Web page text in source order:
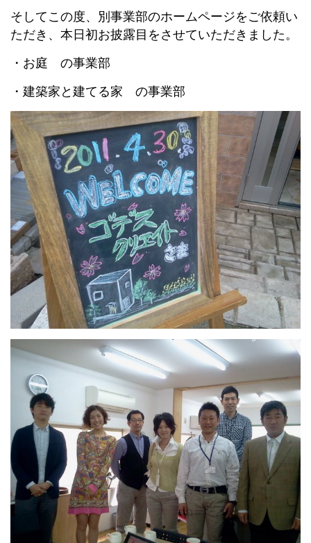
そしてこの度、別事業部のホームページをご依頼い
ただき、本日初お披露目をさせていただきました。
・お庭 の事業部
・建築家と建てる家 の事業部